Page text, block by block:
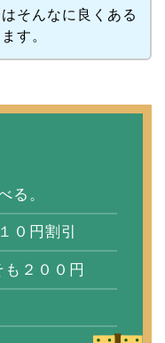
そんなに良くある
す。
る。
０円割引
２００円